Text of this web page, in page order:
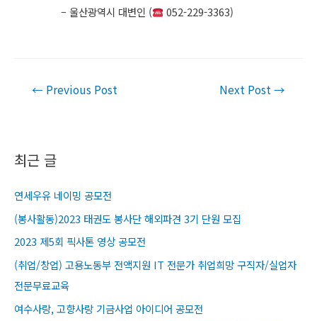
최근 글
연세우유 네이밍 공모전
(봉사활동)2023 태권도 봉사단 해외파견 3기 단원 모집
2023 제5회 픽사톤 영상 공모전
(취업/창업) 고용노동부 전액지원 IT 전문가 취업희망 구직자/실업자
전문무료교육​
여수사랑, 고향사랑 기금사업 아이디어 공모전
– 울산광역시 대변인 ( 052-229-3363)​
Post
← Previous Post Next Post →